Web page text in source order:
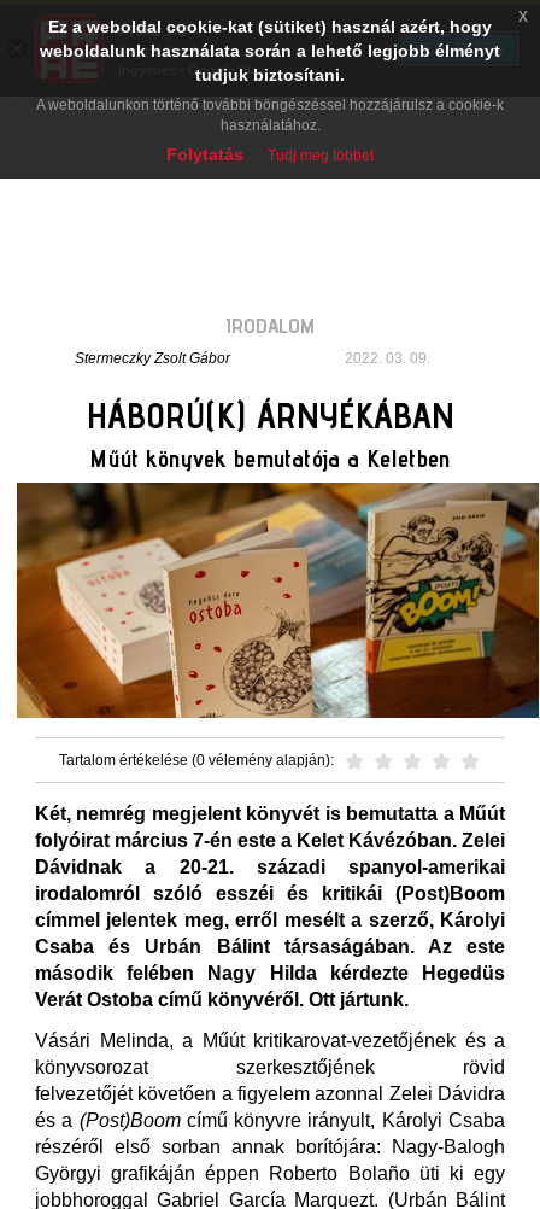
IRODALOM
Stermeczky Zsolt Gábor 2022. 03. 09.
HÁBORÚ(K) ÁRNYÉKÁBAN
Műút könyvek bemutatója a Keletben
Tartalom értékelése (0 vélemény alapján):
Két, nemrég megjelent könyvét is bemutatta a Műút
folyóirat március 7-én este a Kelet Kávézóban. Zelei
Dávidnak a 20-21. századi spanyol-amerikai
irodalomról szóló esszéi és kritikái (Post)Boom
címmel jelentek meg, erről mesélt a szerző, Károlyi
Csaba és Urbán Bálint társaságában. Az este
második felében Nagy Hilda kérdezte Hegedüs
Verát Ostoba című könyvéről. Ott jártunk.
Vásári Melinda, a Műút kritikarovat-vezetőjének és a
könyvsorozat szerkesztőjének rövid
felvezetőjét követően a figyelem azonnal Zelei Dávidra
és a (Post)Boomcímű könyvre irányult, Károlyi Csaba
részéről első sorban annak borítójára: Nagy-Balogh
Györgyi grafikáján éppen Roberto Bolaño üti ki egy
jobbhoroggal Gabriel García Marquezt. (Urbán Bálint
Ez a weboldal cookie-kat (sütiket) használ azért, hogy
weboldalunk használata során a lehető legjobb élményt
tudjuk biztosítani.
A weboldalunkon történő további böngészéssel hozzájárulsz a cookie-k
használatához.
Folytatás Tudj meg többet
x
PRAE.HU
Digital Evolution
Ingyenes - Google Play
TELEPÍTÉS